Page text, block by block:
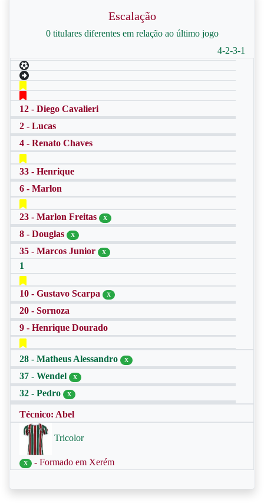
Escalação
0 titulares diferentes em relação ao último jogo
4-2-3-1
12 - Diego Cavalieri
2 - Lucas
4 - Renato Chaves
33 - Henrique
6 - Marlon
23 - Marlon Freitas X
8 - Douglas X
35 - Marcos Junior X
1
10 - Gustavo Scarpa X
20 - Sornoza
9 - Henrique Dourado
28 - Matheus Alessandro X
37 - Wendel X
32 - Pedro X
Técnico: Abel
Tricolor
X - Formado em Xerém